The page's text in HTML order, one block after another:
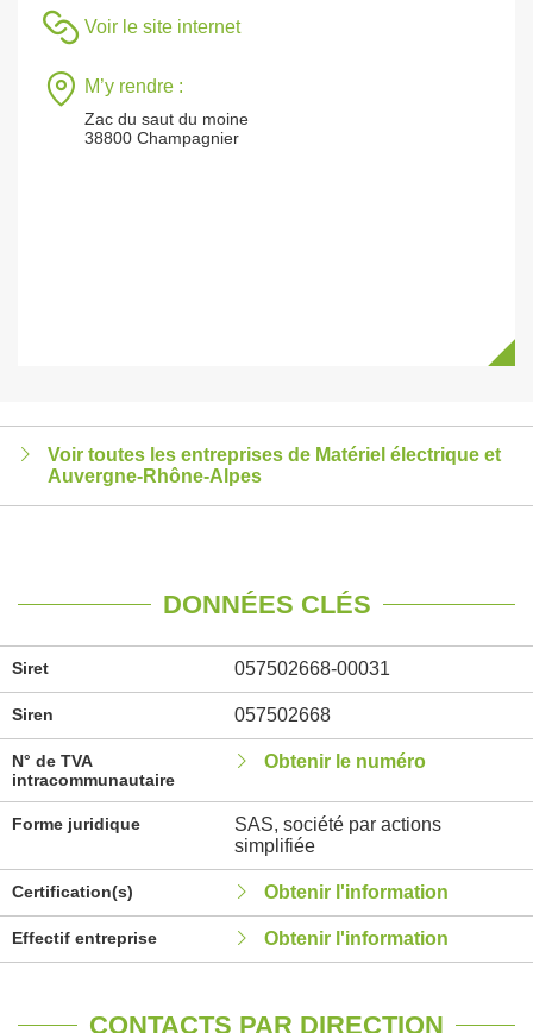
Voir le site internet
M’y rendre :
Zac du saut du moine
38800 Champagnier
Voir toutes les entreprises de Matériel électrique et
Auvergne-Rhône-Alpes
DONNÉES CLÉS
Siret 057502668-00031
Siren 057502668
N° de TVA
intracommunautaire
Obtenir le numéro
Forme juridique
SAS, société par actions
simplifiée
Certification(s) Obtenir l'information
Effectif entreprise Obtenir l'information
CONTACTS PAR DIRECTION